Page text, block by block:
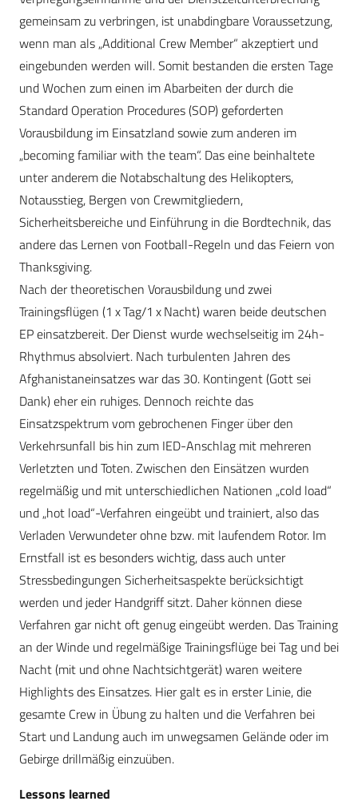
gemeinsam zu verbringen, ist unabdingbare Voraussetzung,
wenn man als „Additional Crew Member“ akzeptiert und
eingebunden werden will. Somit bestanden die ersten Tage
und Wochen zum einen im Abarbeiten der durch die
Standard Operation Procedures (SOP) geforderten
Vorausbildung im Einsatzland sowie zum anderen im
„becoming familiar with the team“. Das eine beinhaltete
unter anderem die Notabschaltung des Helikopters,
Notausstieg, Bergen von Crewmitgliedern,
Sicherheitsbereiche und Einführung in die Bordtechnik, das
andere das Lernen von Football-Regeln und das Feiern von
Thanks­giving.
Nach der theoretischen Vorausbildung und zwei
Trainingsflügen (1 x Tag/1 x Nacht) waren beide deutschen
EP einsatzbereit. Der Dienst wurde wechselseitig im 24h-
Rhythmus absolviert. Nach turbulenten Jahren des
Afghanistaneinsatzes war das 30. Kontingent (Gott sei
Dank) eher ein ruhiges. Dennoch reichte das
Einsatzspektrum vom gebrochenen Finger über den
Verkehrsunfall bis hin zum IED-Anschlag mit mehreren
Verletzten und Toten. Zwischen den Einsätzen wurden
regelmäßig und mit unterschiedlichen Nationen „cold load“
und „hot load“-Verfahren eingeübt und trainiert, also das
Verladen Verwundeter ohne bzw. mit laufendem Rotor. Im
Ernstfall ist es besonders wichtig, dass auch unter
Stressbedingungen Sicherheitsaspekte berücksichtigt
werden und jeder Handgriff sitzt. Daher können diese
Verfahren gar nicht oft genug eingeübt werden. Das Training
an der Winde und regelmäßige Trainingsflüge bei Tag und bei
Nacht (mit und ohne Nachtsichtgerät) waren weitere
Highlights des Einsatzes. Hier galt es in erster Linie, die
gesamte Crew in Übung zu halten und die Verfahren bei
Start und Landung auch im unwegsamen Gelände oder im
Gebirge drillmäßig einzuüben.
Lessons learned